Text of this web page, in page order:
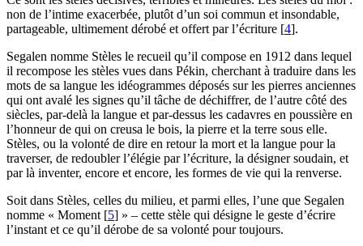
non de l’intime exacerbée, plutôt d’un soi commun et insondable,
partageable, ultimement dérobé et offert par l’écriture [4].
Segalen nomme Stèles le recueil qu’il compose en 1912 dans lequel
il recompose les stèles vues dans Pékin, cherchant à traduire dans les
mots de sa langue les idéogrammes déposés sur les pierres anciennes
qui ont avalé les signes qu’il tâche de déchiffrer, de l’autre côté des
siècles, par-delà la langue et par-dessus les cadavres en poussière en
l’honneur de qui on creusa le bois, la pierre et la terre sous elle.
Stèles, ou la volonté de dire en retour la mort et la langue pour la
traverser, de redoubler l’élégie par l’écriture, la désigner soudain, et
par là inventer, encore et encore, les formes de vie qui la renverse.
Soit dans Stèles, celles du milieu, et parmi elles, l’une que Segalen
nomme « Moment [5] » – cette stèle qui désigne le geste d’écrire
l’instant et ce qu’il dérobe de sa volonté pour toujours.